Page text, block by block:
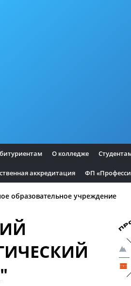
О колледже
аккредитация ФП
образовательное учреждение